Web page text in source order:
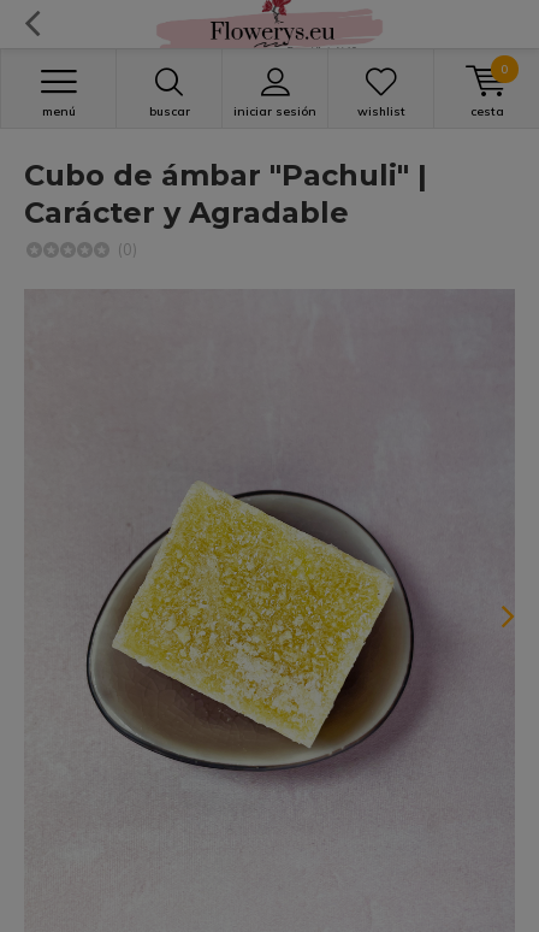
buscar iniciar sesión
menú wishlist cesta
0
Cubo de ámbar "Pachuli" |
Carácter y Agradable
(0)